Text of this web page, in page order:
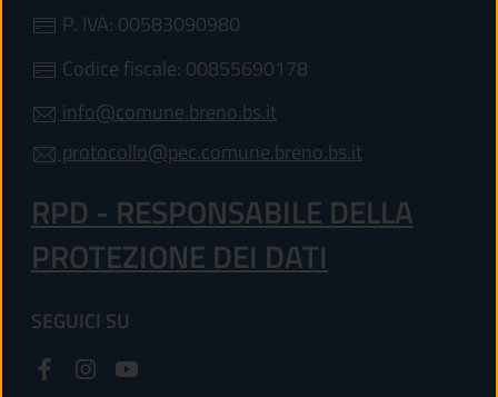
P. IVA: 00583090980
Codice fiscale: 00855690178
info@comune.breno.bs.it
protocollo@pec.comune.breno.bs.it
RPD - RESPONSABILE DELLA
PROTEZIONE DEI DATI
SEGUICI SU